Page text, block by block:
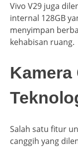
Vivo V29 juga
internal 128GB
menyimpan
kehabisan ruang.
Kamera
Salah satu fitur
canggih yang